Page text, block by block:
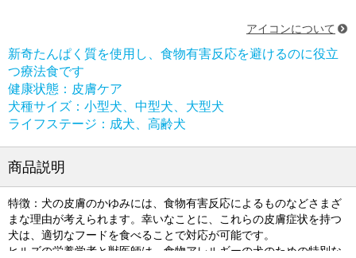
アイコンについて
新奇たんぱく質を使用し、食物有害反応を避けるのに役立
つ療法食です
健康状態：皮膚ケア
犬種サイズ：小型犬、中型犬、大型犬
ライフステージ：成犬、高齢犬
商品説明
特徴：犬の皮膚のかゆみには、食物有害反応によるものなどさまざ
まな理由が考えられます。幸いなことに、これらの皮膚症状を持つ
犬は、適切なフードを食べることで対応が可能です。
ヒルズの栄養学者と獣医師は、食物アレルギーの犬のための特別な